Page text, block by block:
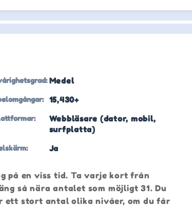
Medel
15,430+
Webbläsare (dator, mobil,
surfplatta)
Ja
på en viss tid. Ta varje kort från
så nära antalet som möjligt 31. Du
ett stort antal olika nivåer, om du får